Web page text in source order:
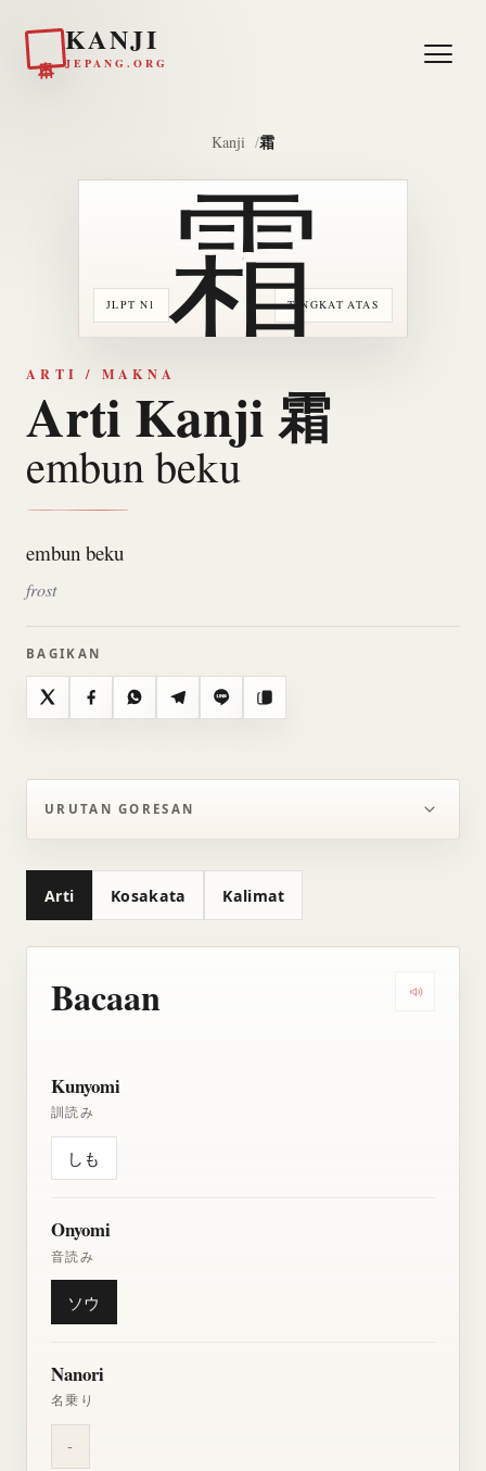
KANJI
JEPANG.ORG
Kanji 霜
JLPT N1 TINGKAT ATAS
霜
ARTI / MAKNA
Arti Kanji 霜
embun beku
embun beku
frost
BAGIKAN
X FacebookWhatsAppTelegramLine Salin
URUTAN GORESAN
Arti Kosakata Kalimat
Bacaan
Kunyomi
訓読み
しも
Onyomi
音読み
ソウ
Nanori
名乗り
-